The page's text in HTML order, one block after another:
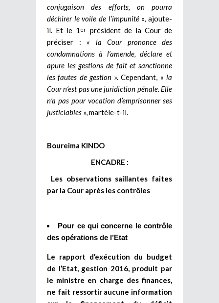
conjugaison des efforts, on pourra
déchirer le voile de l’impunité », ajoute-
il. Et le 1 er
président de la Cour de
préciser : « la Cour prononce des
condamnations à l’amende, déclare et
apure les gestions de fait et sanctionne
les fautes de gestion». Cependant, « la
Cour n’est pas une juridiction pénale. Elle
n’a pas pour vocation d’emprisonner ses
justiciables », martèle-t-il.
Boureima KINDO
ENCADRE :
Les observations saillantes faites
par la Cour après les contrôles
Pour ce qui concerne le contrôle
des opérations de l’Etat
L e rapport d’exécution du budget
de l’Etat, gestion 2016, produit par
le ministre en charge des finances,
ne fait ressortir aucune information